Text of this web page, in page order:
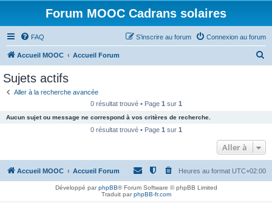
Forum MOOC Cadrans solaires
FAQ Connexion au forum
S’inscrire au forum
Accueil MOOC Accueil Forum
c
e
Sujets actifs
Aller à la recherche avancée
0 résultat trouvé • Page 1 sur 1
Aucun sujet ou message ne correspond à vos critères de recherche.
0 résultat trouvé • Page 1 sur 1
Aller à
Accueil MOOC Accueil Forum Heures au format UTC+02:00
Développé parphpBB® Forum Software © phpBB Limited
Traduit parphpBB-fr.com